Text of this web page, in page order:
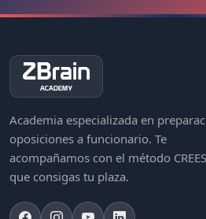
Academia especializada en
oposiciones a funcionario. Te
acompañamos con el método
que consigas tu plaza.